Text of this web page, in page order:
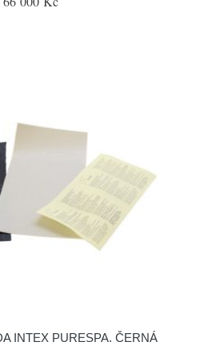
INTEX PURESPA, ČERNÁ